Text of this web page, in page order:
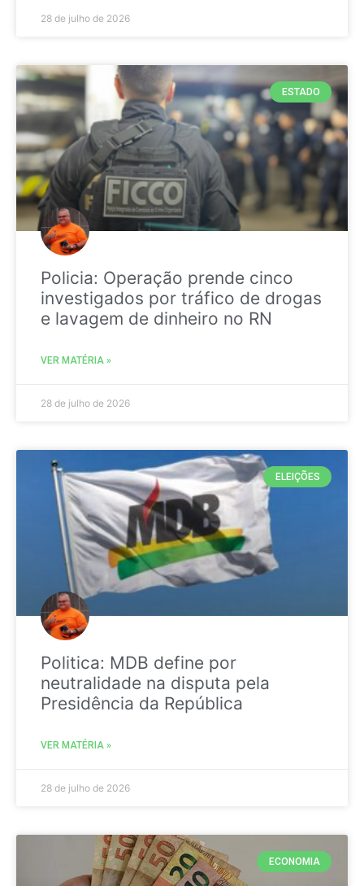
28 de julho de 2026
ESTADO
Policia: Operação prende cinco
investigados por tráfico de drogas
e lavagem de dinheiro no RN
VER MATÉRIA »
28 de julho de 2026
ELEIÇÕES
Politica: MDB define por
neutralidade na disputa pela
Presidência da República
VER MATÉRIA »
28 de julho de 2026
ECONOMIA